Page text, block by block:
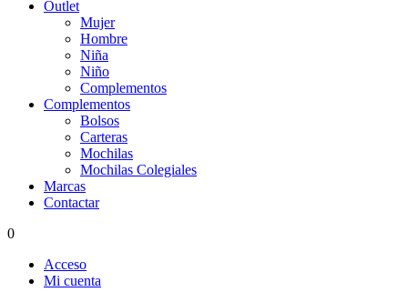
Outlet
Mujer
Hombre
Niña
Niño
Complementos
Complementos
Bolsos
Carteras
Mochilas
Mochilas Colegiales
Marcas
Contactar
0
Acceso
Mi cuenta